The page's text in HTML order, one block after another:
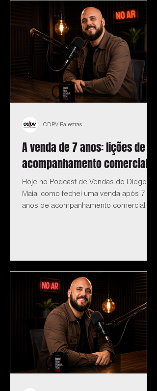
A venda de 7 anos: lições de
acompanhamento comercial
Hoje no Podcast de Vendas do Diego
Maia: como fechei uma venda após 7
anos de acompanhamento comercial.
CDPV Palestras